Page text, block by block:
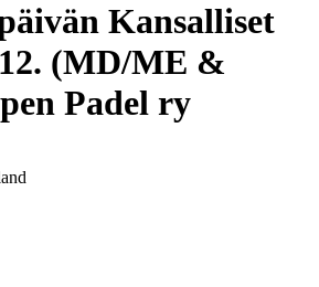
Kansalliset
(MD/ME &
Padel ry